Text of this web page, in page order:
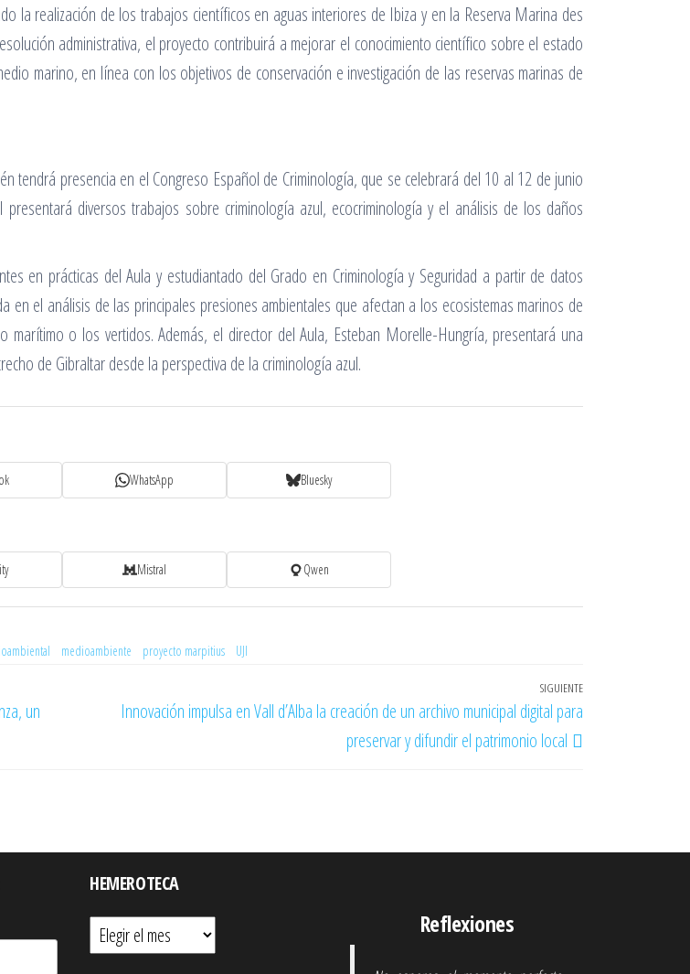
la realización de los trabajos científicos en aguas interiores de Ibiza y en la Reserva Marina des
administrativa, el proyecto contribuirá a mejorar el conocimiento científico sobre el estado
marino, en línea con los objetivos de conservación e investigación de las reservas marinas de
tendrá presencia en el Congreso Español de Criminología, que se celebrará del 10 al 12 de junio
diversos trabajos sobre criminología azul, ecocriminología y el análisis de los daños
en prácticas del Aula y estudiantado del Grado en Criminología y Seguridad a partir de datos
el análisis de las principales presiones ambientales que afectan a los ecosistemas marinos de
o los vertidos. Además, el director del Aula, Esteban Morelle-Hungría, presentará una
de Gibraltar desde la perspectiva de la criminología azul.
WhatsApp Bluesky
Mistral Qwen
medioambiente proyecto marpitius UJI
un
Entrada
SIGUIENTE
Innovación impulsa en Vall d’Alba la creación de un archivo municipal digital para
preservar y difundir el patrimonio local
HEMEROTECA
Hemeroteca
Reflexiones